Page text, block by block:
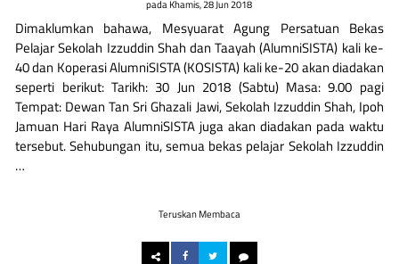
padaKhamis, 28 Jun 2018
Dimaklumkan bahawa, Mesyuarat Agung Persatuan Bekas
Pelajar Sekolah Izzuddin Shah dan Taayah (AlumniSISTA) kali ke-
40 dan Koperasi AlumniSISTA (KOSISTA) kali ke-20 akan diadakan
seperti berikut: Tarikh: 30 Jun 2018 (Sabtu) Masa: 9.00 pagi
Tempat: Dewan Tan Sri Ghazali Jawi, Sekolah Izzuddin Shah, Ipoh
Jamuan Hari Raya AlumniSISTA juga akan diadakan pada waktu
tersebut. Sehubungan itu, semua bekas pelajar Sekolah Izzuddin
…
Teruskan Membaca